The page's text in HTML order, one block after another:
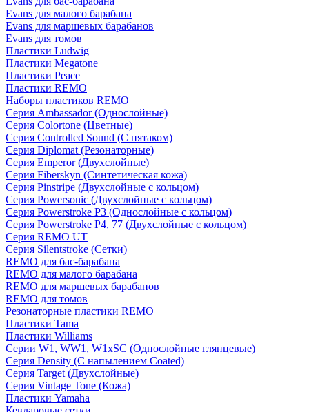
Evans для малого барабана
Evans для маршевых барабанов
Evans для томов
Пластики Ludwig
Пластики Megatone
Пластики Peace
Пластики REMO
Наборы пластиков REMO
Серия Ambassador (Однослойные)
Серия Colortone (Цветные)
Серия Controlled Sound (С пятаком)
Серия Diplomat (Резонаторные)
Серия Emperor (Двухслойные)
Серия Fiberskyn (Синтетическая кожа)
Серия Pinstripe (Двухслойные с кольцом)
Серия Powersonic (Двухслойные с кольцом)
Серия Powerstroke P3 (Однослойные с кольцом)
Серия Powerstroke P4, 77 (Двухслойные с кольцом)
Серия REMO UT
Серия Silentstroke (Сетки)
REMO для бас-барабана
REMO для малого барабана
REMO для маршевых барабанов
REMO для томов
Резонаторные пластики REMO
Пластики Tama
Пластики Williams
Серии W1, WW1, W1xSC (Однослойные глянцевые)
Серия Density (C напылением Coated)
Серия Target (Двухслойные)
Серия Vintage Tone (Кожа)
Пластики Yamaha